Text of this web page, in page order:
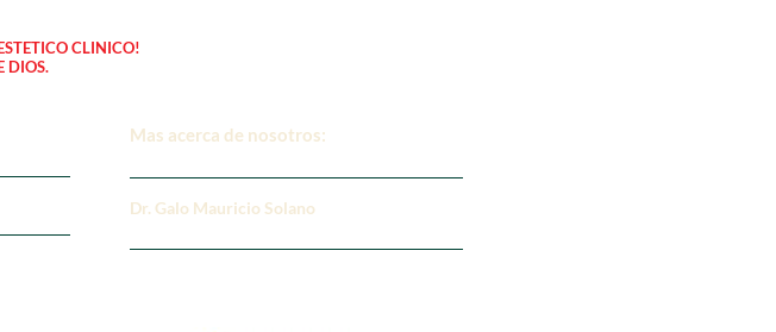
CLINICO!
DIOS.
Mas acerca de nosotros:
Dr. Galo Mauricio Solano